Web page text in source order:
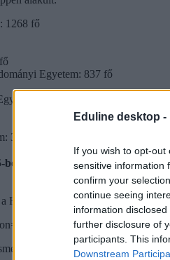
Eduline desktop -
If you wish to opt-
sensitive information
confirm your
continue seeing
information
further disclosure of
participants. This
Downstream
1268 fő
Egyetem: 837 fő
(MATE): 512 fő
319 fő
HVG. Nézd meg a teljes listát a
Képelem () ]]" ###><### /
is tartalmaz,
itt tudod